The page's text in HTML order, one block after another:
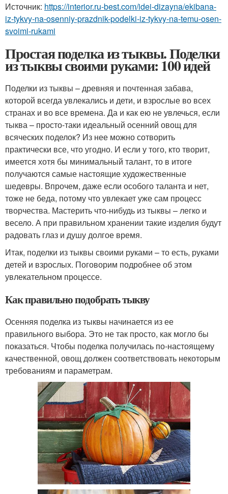
Источник: https://interior.ru-best.com/idei-dizayna/ekibana-
iz-tykvy-na-osenniy-prazdnik-podelki-iz-tykvy-na-temu-osen-
svoimi-rukami
Простая поделка из тыквы. Поделки
из тыквы своими руками: 100 идей
Поделки из тыквы – древняя и почтенная забава,
которой всегда увлекались и дети, и взрослые во всех
странах и во все времена. Да и как ею не увлечься, если
тыква – просто-таки идеальный осенний овощ для
всяческих поделок? Из нее можно сотворить
практически все, что угодно. И если у того, кто творит,
имеется хотя бы минимальный талант, то в итоге
получаются самые настоящие художественные
шедевры. Впрочем, даже если особого таланта и нет,
тоже не беда, потому что увлекает уже сам процесс
творчества. Мастерить что-нибудь из тыквы – легко и
весело. А при правильном хранении такие изделия будут
радовать глаз и душу долгое время.
Итак, поделки из тыквы своими руками – то есть, руками
детей и взрослых. Поговорим подробнее об этом
увлекательном процессе.
Как правильно подобрать тыкву
Осенняя поделка из тыквы начинается из ее
правильного выбора. Это не так просто, как могло бы
показаться. Чтобы поделка получилась по-настоящему
качественной, овощ должен соответствовать некоторым
требованиям и параметрам.